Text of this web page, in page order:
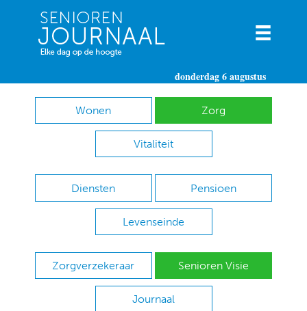
donderdag 6 augustus
Wonen Zorg
Vitaliteit
Diensten Pensioen
Levenseinde
Zorgverzekeraar Senioren Visie
Journaal